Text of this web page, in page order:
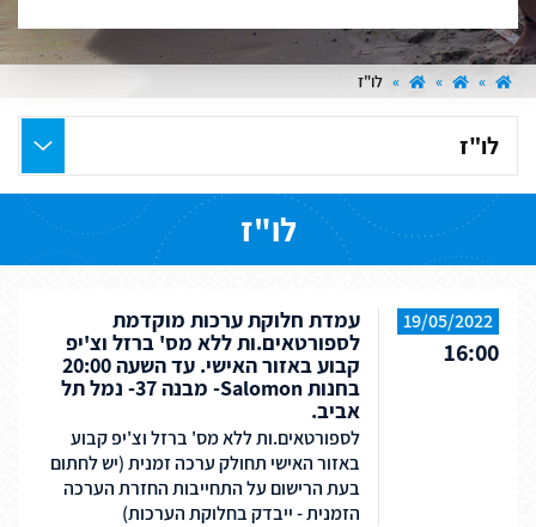
»
»
» לו"ז
בחר
את
העמוד
הרצוי
לו"ז
19/05/2022
16:00
עמדת חלוקת ערכות מוקדמת
לספורטאים.ות ללא מס' ברזל וצ'יפ
קבוע באזור האישי. עד השעה 20:00
בחנות Salomon- מבנה 37- נמל תל
אביב.
לספורטאים.ות ללא מס' ברזל וצ'יפ קבוע
באזור האישי תחולק ערכה זמנית (יש לחתום
בעת הרישום על התחייבות החזרת הערכה
הזמנית - ייבדק בחלוקת הערכות)